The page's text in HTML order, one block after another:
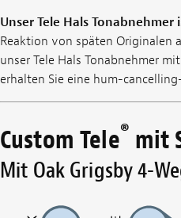
Unser Tele Hals Tonabnehmer
Reaktion von späten Originalen
unser Tele Hals Tonabnehmer
erhalten Sie eine hum-
Custom Tele® mit
Mit Oak Grigsby 4-